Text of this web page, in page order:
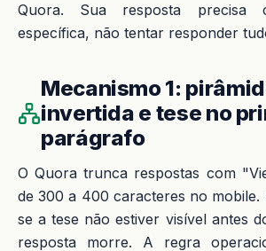
Quora. Sua resposta
específica, não tentar responder
Mecanismo 1:
invertida e tese no
parágrafo
O Quora trunca respostas com
de 300 a 400 caracteres no mobile.
se a tese não estiver visível antes
resposta morre. A regra